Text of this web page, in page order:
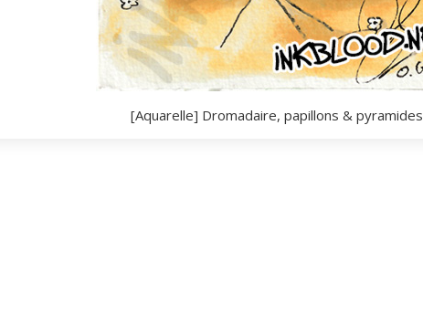
[Aquarelle] Dromadaire, papillons & pyramides